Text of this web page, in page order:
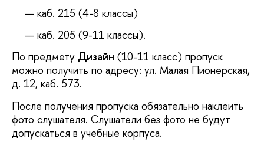
каб. 215 (4-8 классы)
каб. 205 (9-11 классы).
По предмету Дизайн (10-11 класс) пропуск
можно получить по адресу: ул. Малая Пионерская,
д. 12, каб. 573.
После получения пропуска обязательно наклеить
фото слушателя. Слушатели без фото не будут
допускаться в учебные корпуса.